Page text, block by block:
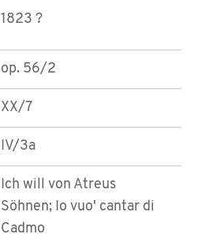
1823 ?
op. 56/2
XX/7
IV/3a
Ich will von Atreus
Söhnen; Io vuo' cantar di
Cadmo